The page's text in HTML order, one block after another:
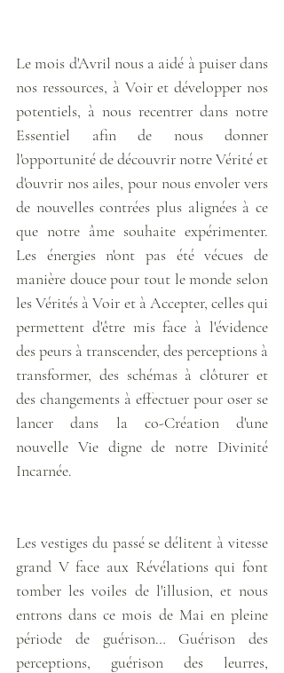
Le mois d'Avril nous a aidé à puiser dans
nos ressources, à Voir et développer nos
potentiels, à nous recentrer dans notre
Essentiel afin de nous donner
l'opportunité de découvrir notre Vérité et
d'ouvrir nos ailes, pour nous envoler vers
de nouvelles contrées plus alignées à ce
que notre âme souhaite expérimenter.
Les énergies n'ont pas été vécues de
manière douce pour tout le monde selon
les Vérités à Voir et à Accepter, celles qui
permettent d'être mis face à l'évidence
des peurs à transcender, des perceptions à
transformer, des schémas à clôturer et
des changements à effectuer pour oser se
lancer dans la co-Création d'une
nouvelle Vie digne de notre Divinité
Incarnée.
Les vestiges du passé se délitent à vitesse
grand V face aux Révélations qui font
tomber les voiles de l'illusion, et nous
entrons dans ce mois de Mai en pleine
période de guérison… Guérison des
perceptions, guérison des leurres,